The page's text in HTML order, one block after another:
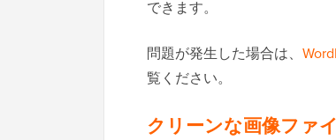
できます。
問題が発生した場合は、
覧ください。
クリーンな画像ファ